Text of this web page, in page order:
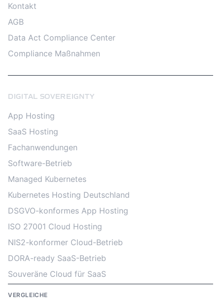
Kontakt
AGB
Data Act Compliance Center
Compliance Maßnahmen
DIGITAL SOVEREIGNTY
App Hosting
SaaS Hosting
Fachanwendungen
Software-Betrieb
Managed Kubernetes
Kubernetes Hosting Deutschland
DSGVO-konformes App Hosting
ISO 27001 Cloud Hosting
NIS2-konformer Cloud-Betrieb
DORA-ready SaaS-Betrieb
Souveräne Cloud für SaaS
VERGLEICHE